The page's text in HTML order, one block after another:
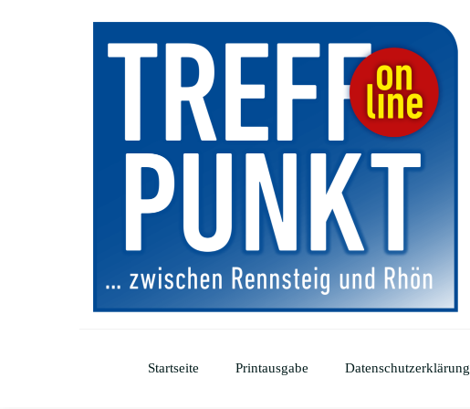
Startseite Printausgabe Datenschutzerklärung